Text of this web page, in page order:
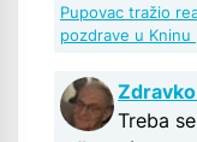
Pupovac tražio
pozdrave u Kninu
Treba